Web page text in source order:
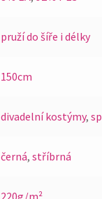
pruží do šíře i délky
150cm
divadelní kostýmy,
černá, stříbrná